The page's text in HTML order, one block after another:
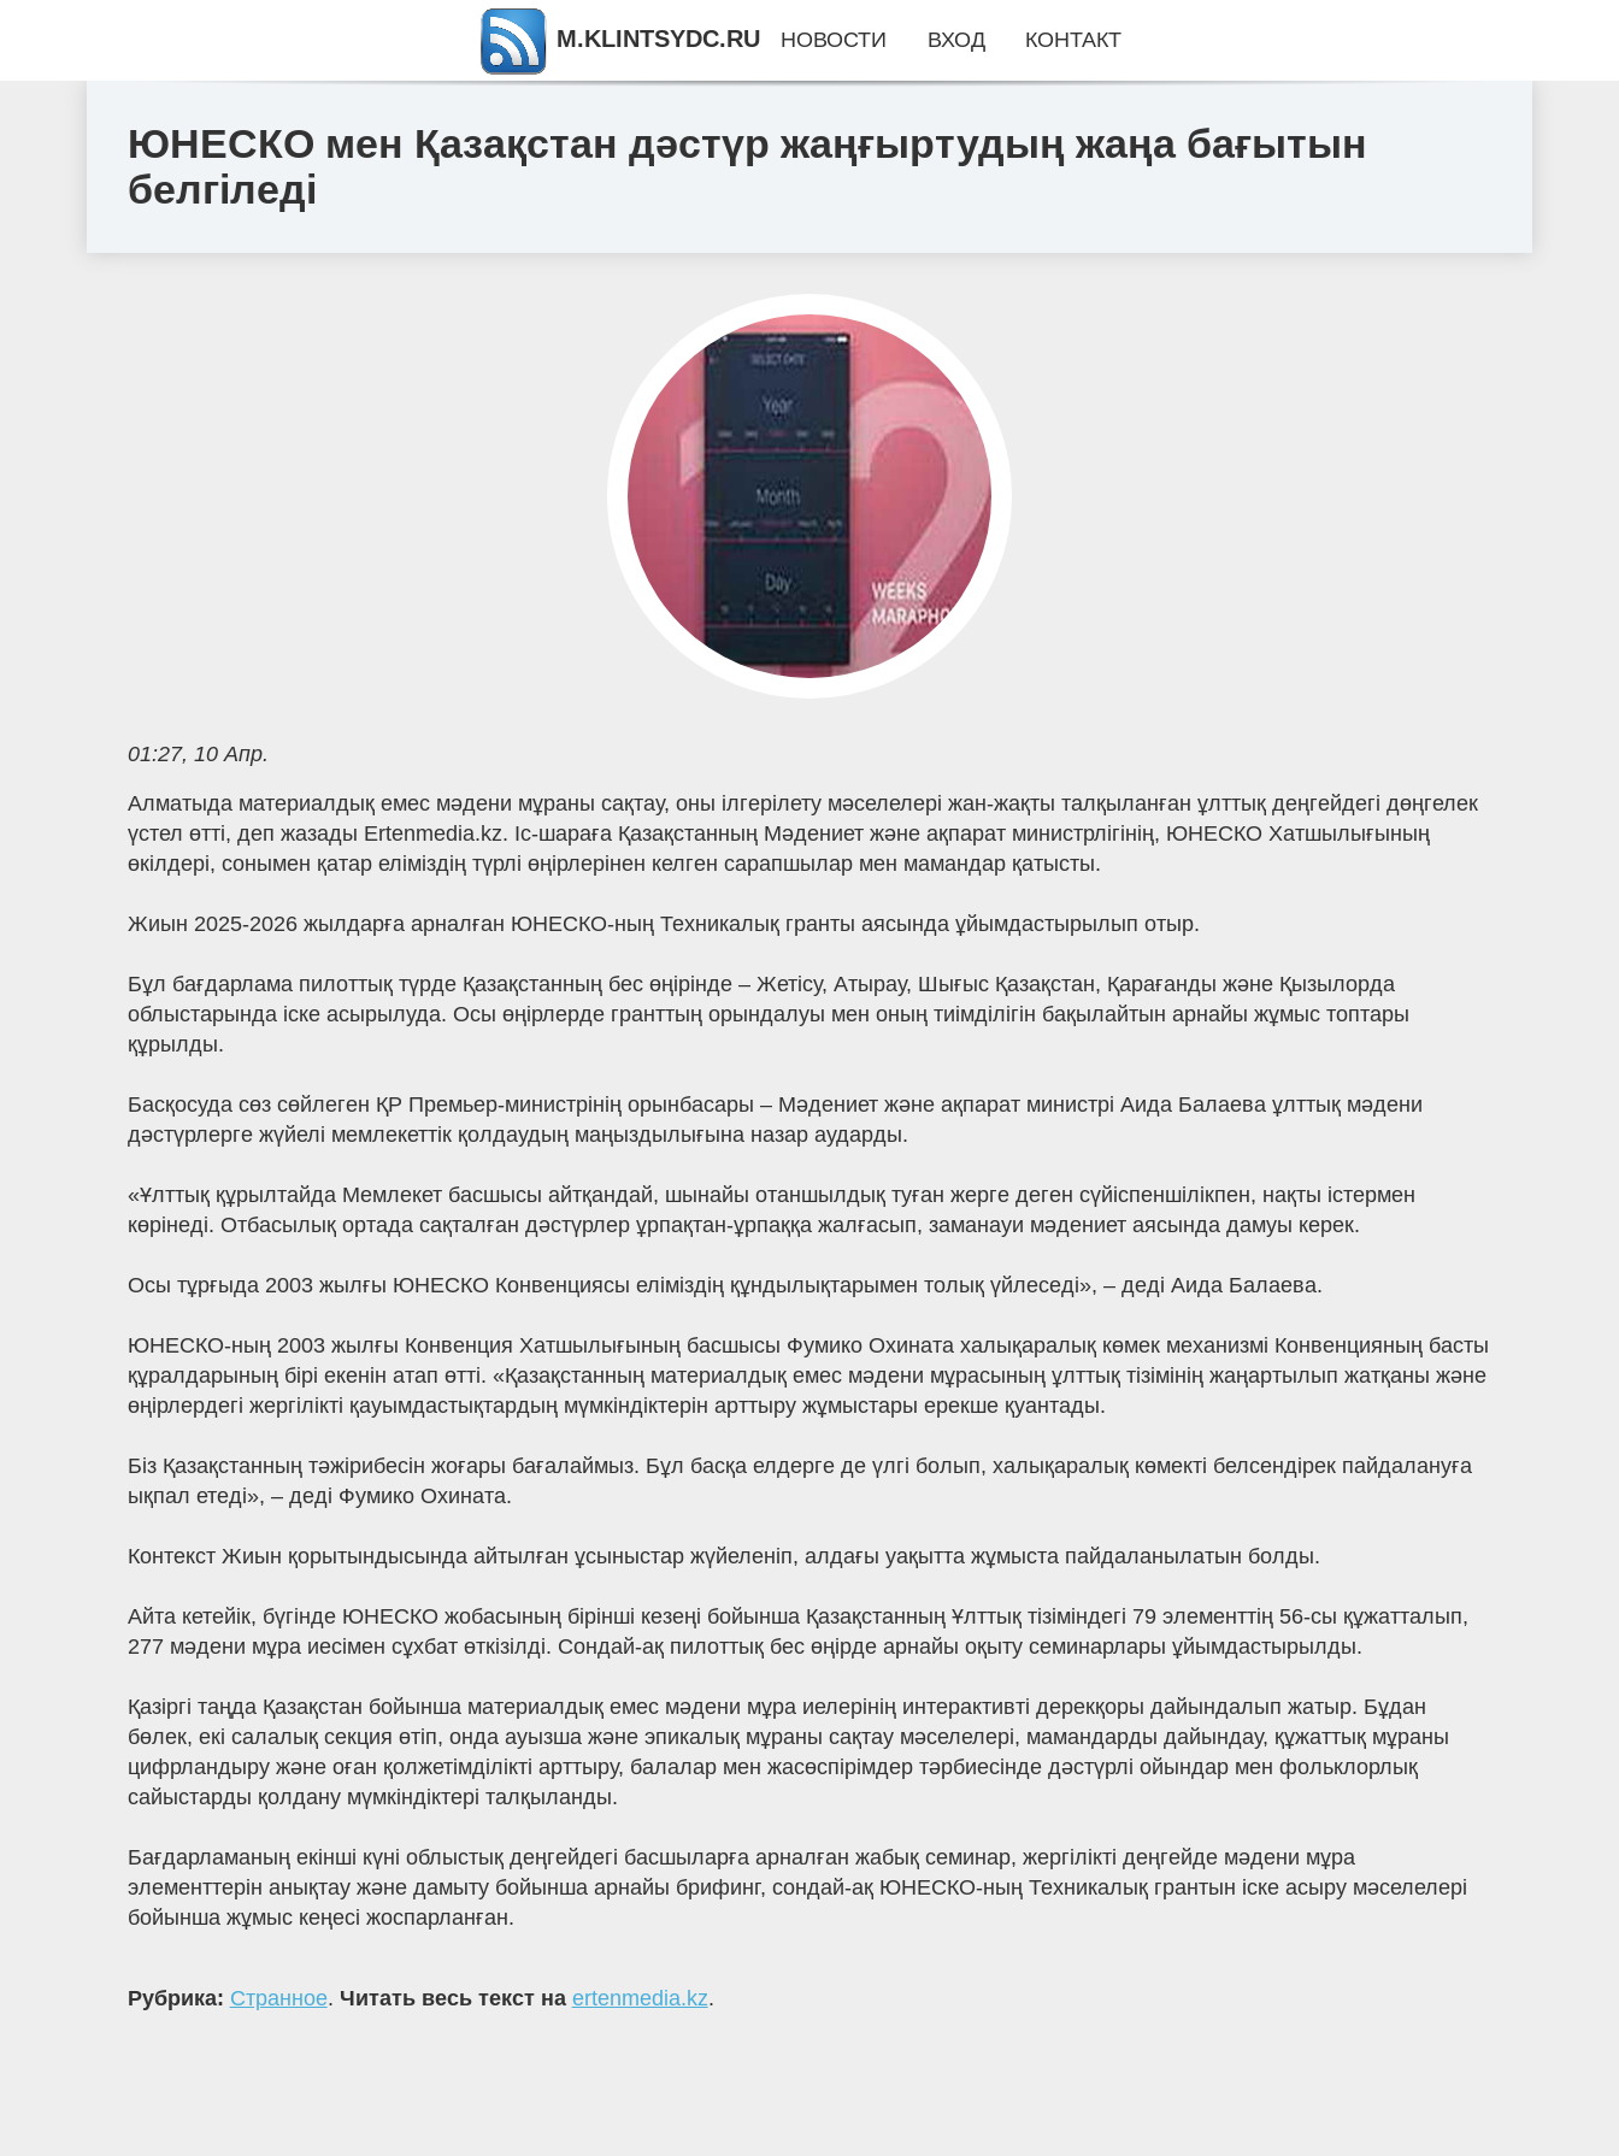
ЮНЕСКО мен Қазақстан дәстүр жаңғыртудың жаңа бағытын
белгіледі
01:27, 10 Апр.
Алматыда материалдық емес мәдени мұраны сақтау, оны ілгерілету мәселелері жан-жақты талқыланған ұлттық деңгейдегі дөңгелек
үстел өтті, деп жазады Ertenmedia.kz. Іс-шараға Қазақстанның Мәдениет және ақпарат министрлігінің, ЮНЕСКО Хатшылығының
өкілдері, сонымен қатар еліміздің түрлі өңірлерінен келген сарапшылар мен мамандар қатысты.
Жиын 2025-2026 жылдарға арналған ЮНЕСКО-ның Техникалық гранты аясында ұйымдастырылып отыр.
Бұл бағдарлама пилоттық түрде Қазақстанның бес өңірінде – Жетісу, Атырау, Шығыс Қазақстан, Қарағанды және Қызылорда
облыстарында іске асырылуда. Осы өңірлерде гранттың орындалуы мен оның тиімділігін бақылайтын арнайы жұмыс топтары
құрылды.
Басқосуда сөз сөйлеген ҚР Премьер-министрінің орынбасары – Мәдениет және ақпарат министрі Аида Балаева ұлттық мәдени
дәстүрлерге жүйелі мемлекеттік қолдаудың маңыздылығына назар аударды.
«Ұлттық құрылтайда Мемлекет басшысы айтқандай, шынайы отаншылдық туған жерге деген сүйіспеншілікпен, нақты істермен
көрінеді. Отбасылық ортада сақталған дәстүрлер ұрпақтан-ұрпаққа жалғасып, заманауи мәдениет аясында дамуы керек.
Осы тұрғыда 2003 жылғы ЮНЕСКО Конвенциясы еліміздің құндылықтарымен толық үйлеседі», – деді Аида Балаева.
ЮНЕСКО-ның 2003 жылғы Конвенция Хатшылығының басшысы Фумико Охината халықаралық көмек механизмі Конвенцияның басты
құралдарының бірі екенін атап өтті. «Қазақстанның материалдық емес мәдени мұрасының ұлттық тізімінің жаңартылып жатқаны және
өңірлердегі жергілікті қауымдастықтардың мүмкіндіктерін арттыру жұмыстары ерекше қуантады.
Біз Қазақстанның тәжірибесін жоғары бағалаймыз. Бұл басқа елдерге де үлгі болып, халықаралық көмекті белсендірек пайдалануға
ықпал етеді», – деді Фумико Охината.
Контекст Жиын қорытындысында айтылған ұсыныстар жүйеленіп, алдағы уақытта жұмыста пайдаланылатын болды.
Айта кетейік, бүгінде ЮНЕСКО жобасының бірінші кезеңі бойынша Қазақстанның Ұлттық тізіміндегі 79 элементтің 56-сы құжатталып,
277 мәдени мұра иесімен сұхбат өткізілді. Сондай-ақ пилоттық бес өңірде арнайы оқыту семинарлары ұйымдастырылды.
Қазіргі таңда Қазақстан бойынша материалдық емес мәдени мұра иелерінің интерактивті дерекқоры дайындалып жатыр. Бұдан
бөлек, екі салалық секция өтіп, онда ауызша және эпикалық мұраны сақтау мәселелері, мамандарды дайындау, құжаттық мұраны
цифрландыру және оған қолжетімділікті арттыру, балалар мен жасөспірімдер тәрбиесінде дәстүрлі ойындар мен фольклорлық
сайыстарды қолдану мүмкіндіктері талқыланды.
Бағдарламаның екінші күні облыстық деңгейдегі басшыларға арналған жабық семинар, жергілікті деңгейде мәдени мұра
элементтерін анықтау және дамыту бойынша арнайы брифинг, сондай-ақ ЮНЕСКО-ның Техникалық грантын іске асыру мәселелері
бойынша жұмыс кеңесі жоспарланған.
Рубрика: Странное. Читать весь текст на ertenmedia.kz.
M.KLINTSYDC.RU НОВОСТИ ВХОД КОНТАКТ